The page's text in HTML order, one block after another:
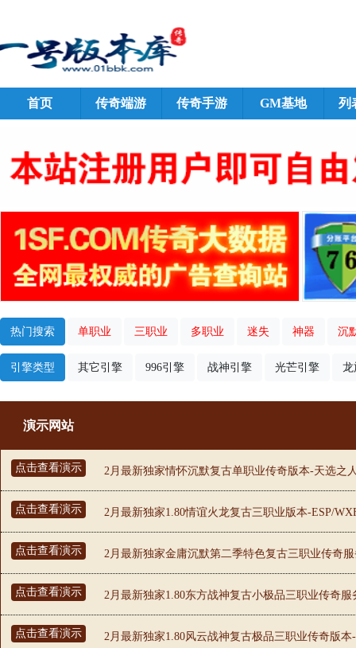
首页 传奇端游 传奇手游 GM基地 列
热门搜索 单职业 三职业 多职业 迷失 神器 沉
引擎类型 其它引擎 996引擎 战神引擎 光芒引擎 龙
演示网站
点击查看演示 2月最新独家情怀沉默复古单职业传奇版本-天选之
点击查看演示 2月最新独家1.80情谊火龙复古三职业版本-ESP/
点击查看演示 2月最新独家金庸沉默第二季特色复古三职业传奇
点击查看演示 2月最新独家1.80东方战神复古小极品三职业传奇
点击查看演示 2月最新独家1.80风云战神复古极品三职业传奇版